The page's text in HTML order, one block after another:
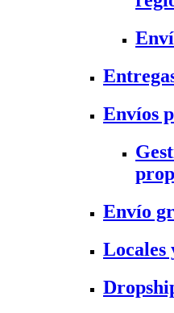
Envíos
Envío
Locales